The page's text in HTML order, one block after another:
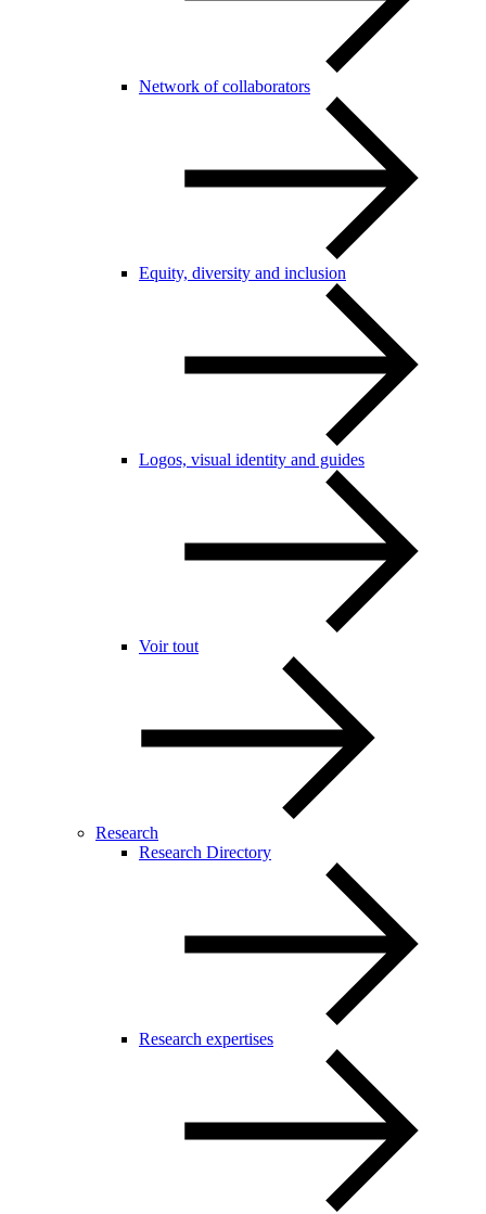
Network of collaborators
Equity, diversity and inclusion
Logos, visual identity and guides
Voir tout
Research
Research Directory
Research expertises